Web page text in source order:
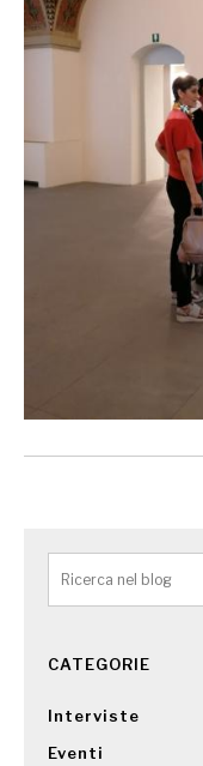
CATEGORIE
Interviste
Eventi